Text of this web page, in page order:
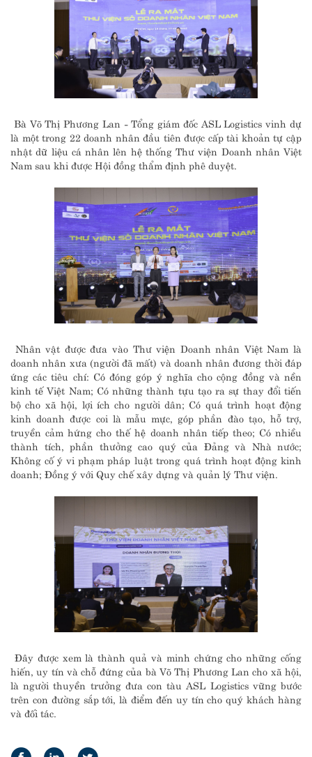
Bà Võ Thị Phương Lan - Tổng giám đốc ASL Logistics vinh dự
là một trong 22 doanh nhân đầu tiên được cấp tài khoản tự cập
nhật dữ liệu cá nhân lên hệ thống Thư viện Doanh nhân Việt
Nam sau khi được Hội đồng thẩm định phê duyệt.
Nhân vật được đưa vào Thư viện Doanh nhân Việt Nam là
doanh nhân xưa (người đã mất) và doanh nhân đương thời đáp
ứng các tiêu chí: Có đóng góp ý nghĩa cho cộng đồng và nền
kinh tế Việt Nam; Có những thành tựu tạo ra sự thay đổi tiến
bộ cho xã hội, lợi ích cho người dân; Có quá trình hoạt động
kinh doanh được coi là mẫu mực, góp phần đào tạo, hỗ trợ,
truyền cảm hứng cho thế hệ doanh nhân tiếp theo; Có nhiều
thành tích, phần thưởng cao quý của Đảng và Nhà nước;
Không cố ý vi phạm pháp luật trong quá trình hoạt động kinh
doanh; Đồng ý với Quy chế xây dựng và quản lý Thư viện.
Đây được xem là thành quả và minh chứng cho những cống
hiến, uy tín và chỗ đứng của bà Võ Thị Phương Lan cho xã hội,
là người thuyền trưởng đưa con tàu ASL Logistics vững bước
trên con đường sắp tới, là điểm đến uy tín cho quý khách hàng
và đối tác.